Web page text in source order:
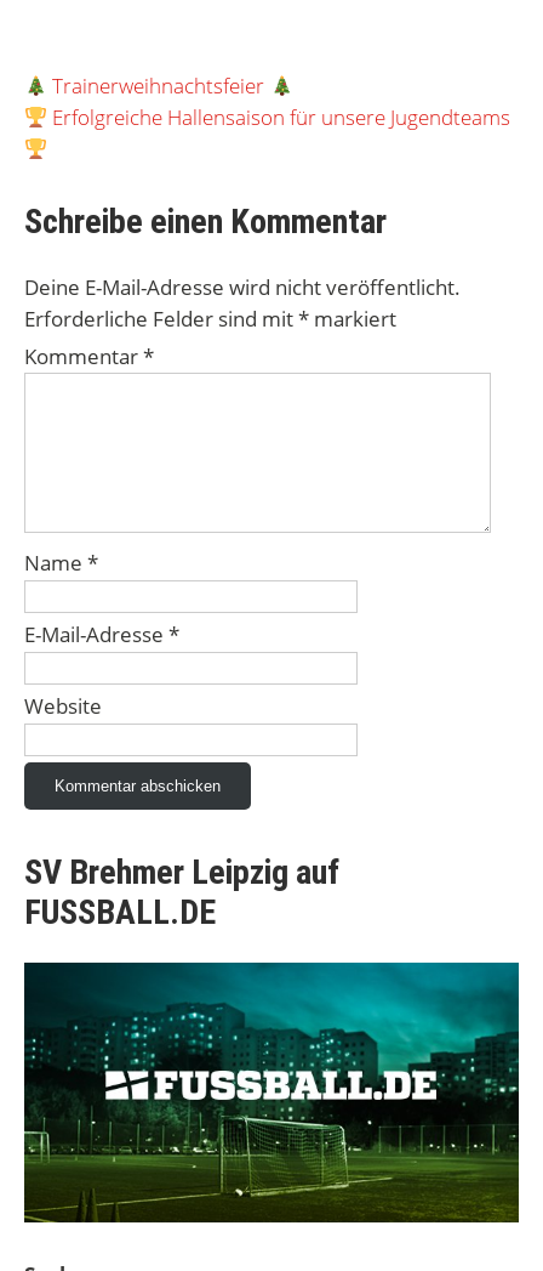
Beitragsnavigation
Trainerweihnachtsfeier
Erfolgreiche Hallensaison für unsere Jugendteams
Schreibe einen Kommentar
Deine E-Mail-Adresse wird nicht veröffentlicht.
Erforderliche Felder sind mit* markiert
Kommentar*
Name *
E-Mail-Adresse *
Website
SV Brehmer Leipzig auf
FUSSBALL.DE